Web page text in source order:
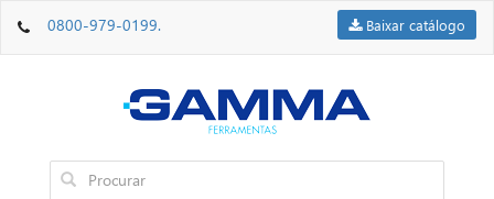
0800-979-0199. Baixar catálogo